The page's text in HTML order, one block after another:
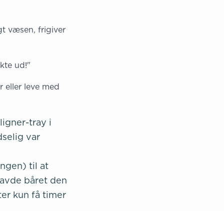
væsen, frigiver
ud!"
eller leve med
tray i
var
til at
båret den
kun få timer